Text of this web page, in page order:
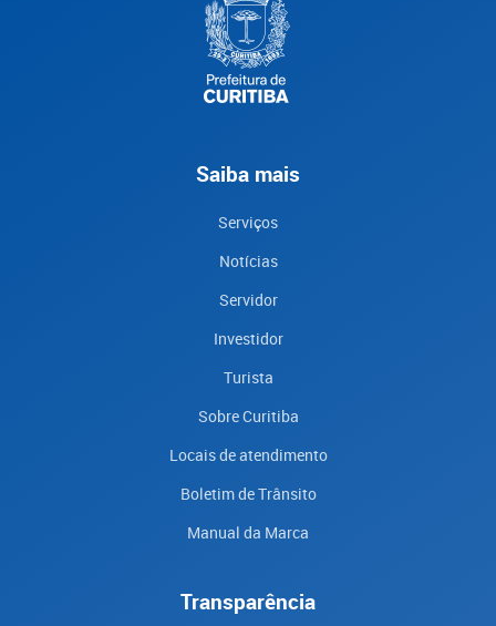
Saiba mais
Serviços
Notícias
Servidor
Investidor
Turista
Sobre Curitiba
Locais de atendimento
Boletim de Trânsito
Manual da Marca
Transparência